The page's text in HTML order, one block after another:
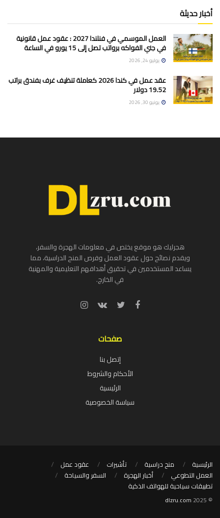
أخبار حديثة
العمل الموسمي في فنلندا 2027 : عقود عمل قانونية
في جني الفواكه برواتب تصل إلى 15 يورو في الساعة
يوليو 24, 2026
عقد عمل في كندا 2026 كعاملة تنظيف غرف بفندق براتب
19.52 دولار
يونيو 30, 2026
هجرليك هو موقع يختص في معلومات الهجرة والسفر،
ويقدم نصائح حول عقود العمل وفرص المنح الدراسية، مما
يساعد المستخدمين في تحقيق أهدافهم التعليمية والمهنية
في الخارج.
صفحات
إتصل بنا
الأحكام والشروط
الرئيسية
سياسة الخصوصية
الرئيسية منح دراسية تأشيرات
عقود عمل
العمل التطوعي
أخبار الهجرة
السفر والسياحة
تطبيقات سياحية للهواتف الذكية
© 2025
dlzru.com